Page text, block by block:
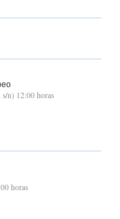
n) 12:00 horas
horas